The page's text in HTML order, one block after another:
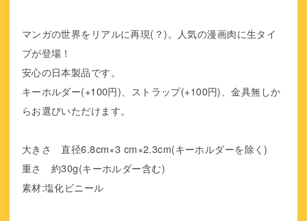
マンガの世界をリアルに再現(？)。人気の漫画肉に生タイ
プが登場！
安心の日本製品です。
キーホルダー(+100円)、ストラップ(+100円)、金具無しか
らお選びいただけます。
大きさ 直径6.8cm×3 cm×2.3cm(キーホルダーを除く)
重さ 約30g(キーホルダー含む)
素材:塩化ビニール